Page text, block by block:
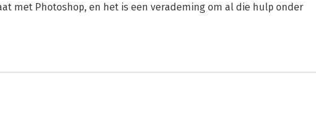
met Photoshop, en het is een verademing om al die hulp onder